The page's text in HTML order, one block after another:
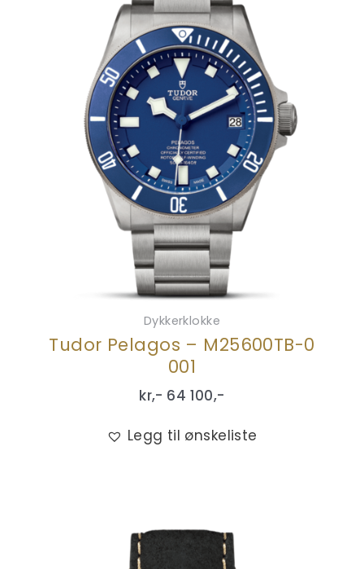
Dykkerklokke
Tudor Pelagos – M25600TB-0
001
kr,- 64 100,-
Legg til ønskeliste